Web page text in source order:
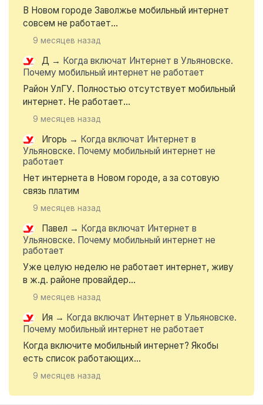
В Новом городе Заволжье мобильный интернет
совсем не работает...
9 месяцев назад
Д → Когда включат Интернет в Ульяновске.
Почему мобильный интернет не работает
Район УлГУ. Полностью отсутствует мобильный
интернет. Не работает...
9 месяцев назад
Игорь → Когда включат Интернет в
Ульяновске. Почему мобильный интернет не
работает
Нет интернета в Новом городе, а за сотовую
связь платим
9 месяцев назад
Павел → Когда включат Интернет в
Ульяновске. Почему мобильный интернет не
работает
Уже целую неделю не работает интернет, живу
в ж.д. районе провайдер...
9 месяцев назад
Ия → Когда включат Интернет в Ульяновске.
Почему мобильный интернет не работает
Когда включите мобильный интернет? Якобы
есть список работающих...
9 месяцев назад